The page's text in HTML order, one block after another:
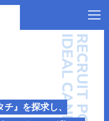
』を探求し、